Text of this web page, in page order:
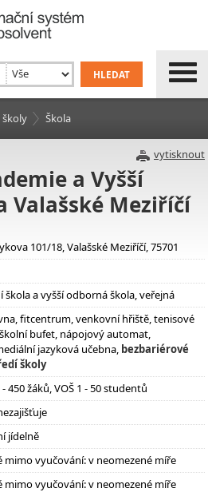
školy Škola
vytisknout
a Vyšší
Valašské Meziříčí
101/18, Valašské Meziříčí, 75701
škola a vyšší odborná škola, veřejná
fitcentrum, venkovní hřiště, tenisové
bufet, nápojový automat,
jazyková učebna, bezbariérové
školy
- 450 žáků, VOŠ 1 - 50 studentů
jídelně
mimo vyučování: v neomezené míře
mimo vyučování: v neomezené míře